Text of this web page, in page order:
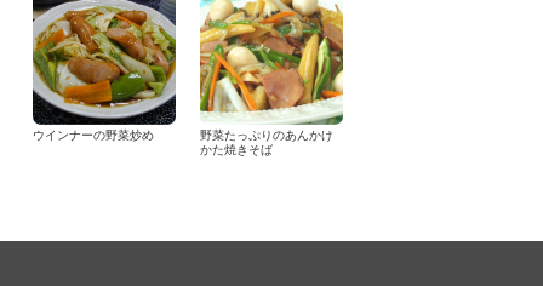
ウインナーの野菜炒め
野菜たっぷりのあんかけ
かた焼きそば